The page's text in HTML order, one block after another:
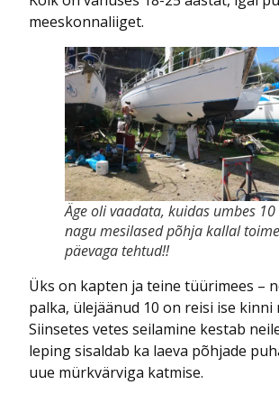
meeskonnaliiget.
Äge oli vaadata, kuidas umbes
nagu mesilased põhja kallal
päevaga tehtud!!
Üks on kapten ja teine tüürimees –
palka, ülejäänud 10 on reisi ise kinni
Siinsetes vetes seilamine kestab
leping sisaldab ka laeva põhjade
uue mürkvärviga katmise.